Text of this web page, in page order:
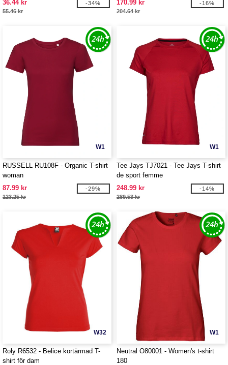
36.44 kr
55.46 kr
-34% 170.99 kr
204.64 kr
-16%
W1
RUSSELL RU108F - Organic T-shirt
woman
87.99 kr
123.25 kr
-29%
W1
Tee Jays TJ7021 - Tee Jays T-shirt
de sport femme
248.99 kr
289.53 kr
-14%
W32
Roly R6532 - Belice kortärmad T-
shirt för dam
W1
Neutral O80001 - Women's t-shirt
180